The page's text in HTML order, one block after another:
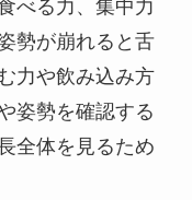
べる力、集中力
勢が崩れると舌
力や飲み込み方
姿勢を確認する
全体を見るため